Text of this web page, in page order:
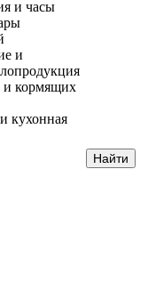
и часы
и
и кормящих
кухонная